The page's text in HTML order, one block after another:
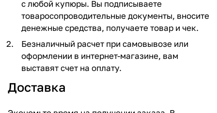
с любой купюры. Вы подписываете
товаросопроводительные документы, вносите
денежные средства, получаете товар и чек.
Безналичный расчет при самовывозе или
оформлении в интернет-магазине, вам
выставят счет на оплату.
Доставка